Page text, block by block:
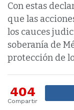
Con estas
que las
los cauces
soberanía de
protección de
404
Compartir